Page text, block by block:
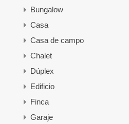
Bungalow
Casa
Casa de campo
Chalet
Dúplex
Edificio
Finca
Garaje